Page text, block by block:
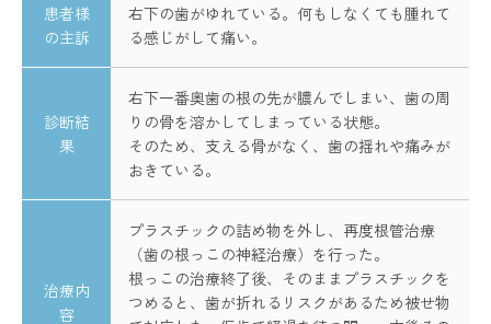
患者様
の主訴
右下の歯がゆれている。何もしなくても腫れて
る感じがして痛い。
診断結
果
右下一番奥歯の根の先が膿んでしまい、歯の周
りの骨を溶かしてしまっている状態。
そのため、支える骨がなく、歯の揺れや痛みが
おきている。
治療内
容
プラスチックの詰め物を外し、再度根管治療
（歯の根っこの神経治療）を行った。
根っこの治療終了後、そのままプラスチックを
つめると、歯が折れるリスクがあるため被せ物